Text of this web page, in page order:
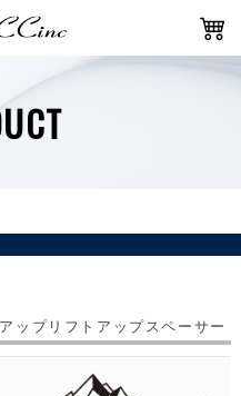
ップリフトアップスペーサー